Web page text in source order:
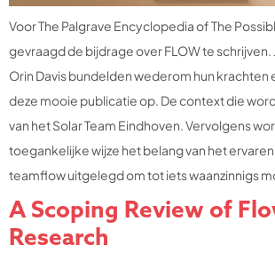
Voor The Palgrave Encyclopedia of The
gevraagd de bijdrage over FLOW te schrijven.
Orin Davis bundelden wederom hun krachten
deze mooie publicatie op. De context die
van het Solar Team Eindhoven. Vervolgens
toegankelijke wijze het belang van het
teamflow uitgelegd om tot iets waanzinnigs
A Scoping Review of
Research